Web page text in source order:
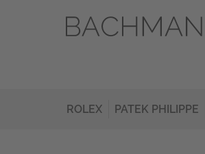
ROLEX PATEK PHILIPPE